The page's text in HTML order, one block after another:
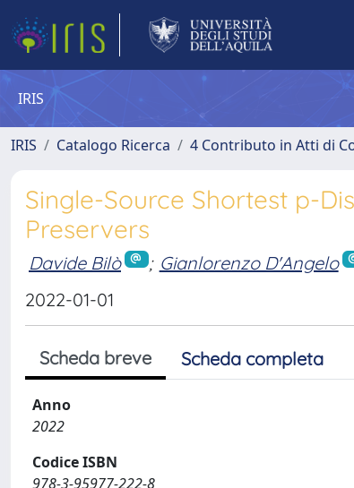
IRIS
IRIS Catalogo Ricerca 4 Contributo in Atti di
Single-Source Shortest p-
Preservers
Davide Bilò ; Gianlorenzo D'Angelo
2022-01-01
Scheda breve Scheda completa
Anno
2022
Codice ISBN
978-3-95977-222-8